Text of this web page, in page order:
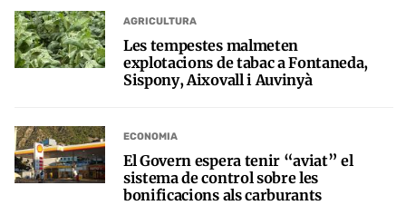
AGRICULTURA
Les tempestes malmeten
explotacions de tabac a Fontaneda,
Sispony, Aixovall i Auvinyà
ECONOMIA
El Govern espera tenir “aviat” el
sistema de control sobre les
bonificacions als carburants